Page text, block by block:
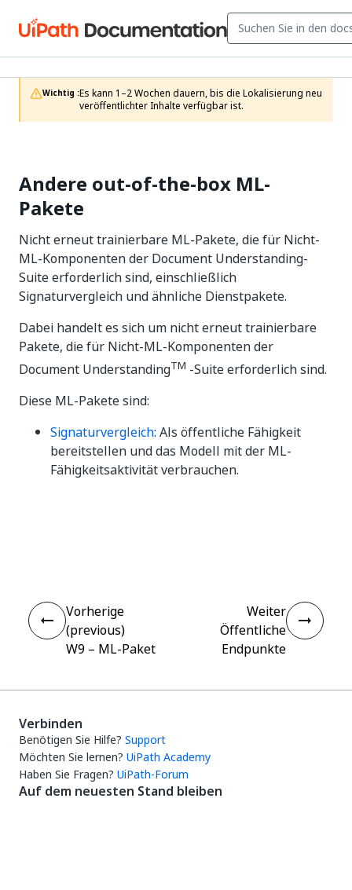
Wichtig :Es kann 1–2 Wochen dauern, bis die Lokalisierung neu
veröffentlichter Inhalte verfügbar ist.
Andere out-of-the-box ML-
Pakete
Nicht erneut trainierbare ML-Pakete, die für Nicht-
ML-Komponenten der Document Understanding-
Suite erforderlich sind, einschließlich
Signaturvergleich und ähnliche Dienstpakete.
Dabei handelt es sich um nicht erneut trainierbare
Pakete, die für Nicht-ML-Komponenten der
Document UnderstandingTM -Suite erforderlich sind.
Diese ML-Pakete sind:
Signaturvergleich: Als öffentliche Fähigkeit
bereitstellen und das Modell mit der ML-
Fähigkeitsaktivität verbrauchen.
Vorherige
(previous)
W9 – ML-Paket
Weiter
Öffentliche
Endpunkte
Verbinden
Benötigen Sie Hilfe? Support
Möchten Sie lernen? UiPath Academy
Haben Sie Fragen? UiPath-Forum
Auf dem neuesten Stand bleiben